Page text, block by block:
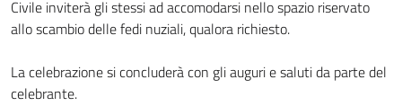
Civile inviterà gli stessi ad accomodarsi nello spazio riservato
allo scambio delle fedi nuziali, qualora richiesto.
La celebrazione si concluderà con gli auguri e saluti da parte del
celebrante.